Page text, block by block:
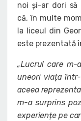
noi și-ar dori să
că, în multe
la liceul din
este prezentată
„Lucrul care
uneori viața
aceea
m-a surprins
experiențe pe